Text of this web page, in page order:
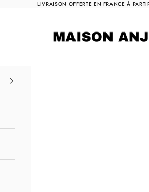
LIVRAISON OFFERTE EN FRANCE À